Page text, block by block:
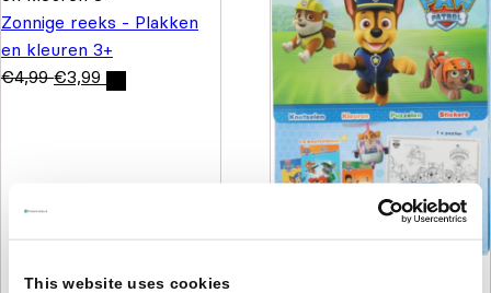
This website uses cookies
Zonnige reeks - Plakken
en kleuren 3+
€4,99 €3,99